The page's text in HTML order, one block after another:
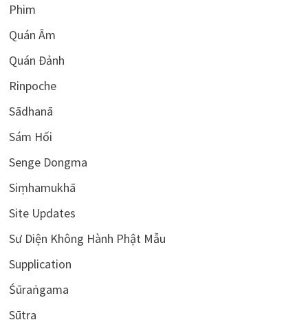
Phim
Quán Âm
Quán Đảnh
Rinpoche
Sādhanā
Sám Hối
Senge Dongma
Siṃhamukhā
Site Updates
Sư Diện Không Hành Phật Mẫu
Supplication
Śūraṅgama
Sūtra